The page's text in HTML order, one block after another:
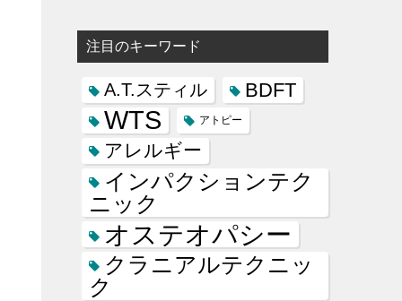
注目のキーワード
A.T.スティル BDFT
WTS アトピー
アレルギー
インパクションテク
ニック
オステオパシー
クラニアルテクニッ
ク